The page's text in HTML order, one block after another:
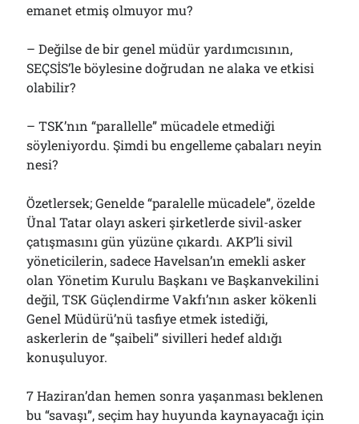
emanet etmiş olmuyor mu?
– Değilse de bir genel müdür yardımcısının,
SEÇSİS’le böylesine doğrudan ne alaka ve etkisi
olabilir?
– TSK’nın “parallelle” mücadele etmediği
söyleniyordu. Şimdi bu engelleme çabaları neyin
nesi?
Özetlersek; Genelde “paralelle mücadele”, özelde
Ünal Tatar olayı askeri şirketlerde sivil-asker
çatışmasını gün yüzüne çıkardı. AKP’li sivil
yöneticilerin, sadece Havelsan’ın emekli asker
olan Yönetim Kurulu Başkanı ve Başkanvekilini
değil, TSK Güçlendirme Vakfı’nın asker kökenli
Genel Müdürü’nü tasfiye etmek istediği,
askerlerin de “şaibeli” sivilleri hedef aldığı
konuşuluyor.
7 Haziran’dan hemen sonra yaşanması beklenen
bu “savaşı”, seçim hay huyunda kaynayacağı için